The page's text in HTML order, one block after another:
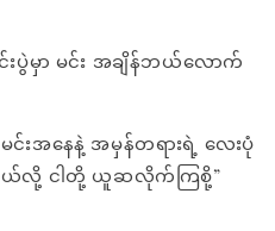
းပွဲမှာ မင်း အချိန်ဘယ်လောက်
င်းအနေနဲ့ အမှန်တရားရဲ့ လေးပုံ
မယ်လို့ ငါတို့ ယူဆလိုက်ကြစို့”